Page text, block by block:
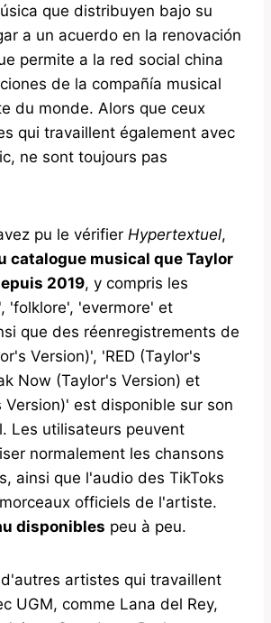
que distribuyen bajo su
a un acuerdo en la renovación
permite a la red social china
de la compañía musical
du monde. Alors que ceux
qui travaillent également avec
ne sont toujours pas
pu le vérifier Hypertextuel,
catalogue musical que Taylor
2019, y compris les
'folklore', 'evermore' et
que des réenregistrements de
Version)', 'RED (Taylor's
Now (Taylor's Version) et
Version)' est disponible sur son
Les utilisateurs peuvent
normalement les chansons
ainsi que l'audio des TikToks
officiels de l'artiste.
disponibles peu à peu.
artistes qui travaillent
UGM, comme Lana del Rey,